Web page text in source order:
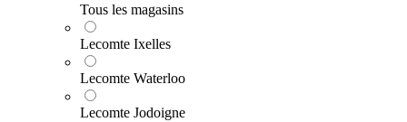
Tous les magasins
Lecomte Ixelles
Lecomte Waterloo
Lecomte Jodoigne